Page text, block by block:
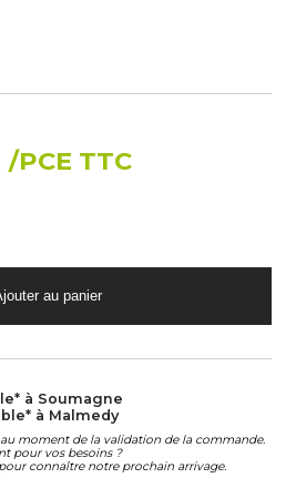
/PCE TTC
à Soumagne
à Malmedy
moment de la validation de la commande.
pour vos besoins ?
connaître notre prochain arrivage.